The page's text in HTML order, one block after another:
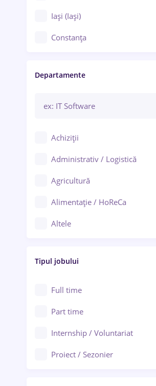
Iași (Iași)
Constanța
Brașov
Bacău
Galați (Galați)
Ploiești
Arad
Baia Mare
Bârlad
Bistrița (Bistrița-Năsăud)
Departamente
Achiziții
Administrativ / Logistică
Agricultură
Alimentație / HoReCa
Altele
Asigurări
Au pair / Babysitter / Curățenie
Audit / Consultanță
Auto / Echipamente
Automatizări
Tipul jobului
Full time
Part time
Internship / Voluntariat
Proiect / Sezonier